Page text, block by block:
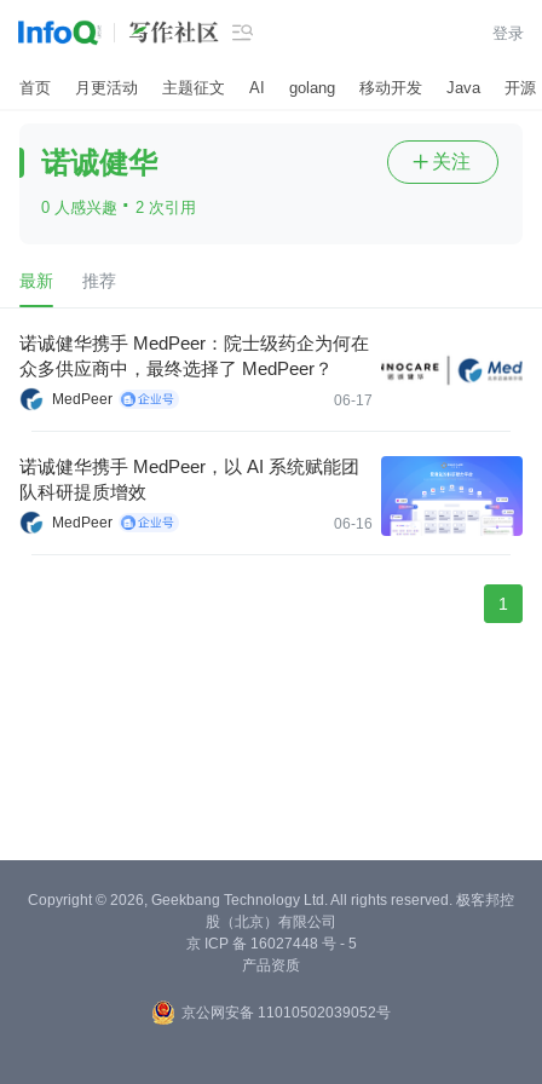
 登录
首页 月更活动 主题征文 AI golang 移动开发 Java 开源
诺诚健华
0 人感兴趣 · 2 次引用
 关注
最新 推荐
诺诚健华携手 MedPeer：院士级药企为何在
众多供应商中，最终选择了 MedPeer？
MedPeer 06-17
诺诚健华携手 MedPeer，以 AI 系统赋能团
队科研提质增效
MedPeer 06-16
1
Copyright © 2026, Geekbang Technology Ltd. All rights reserved. 极客邦控
股（北京）有限公司
京 ICP 备 16027448 号 - 5
产品资质
京公网安备 11010502039052号